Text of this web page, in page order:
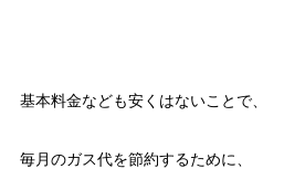
基本料金なども安くはないことで、
毎月のガス代を節約するために、